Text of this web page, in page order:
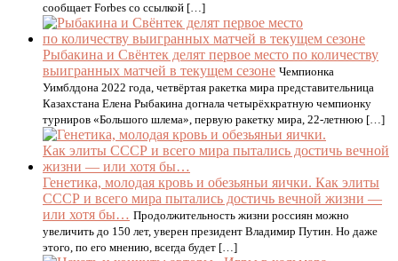
сообщает Forbes со ссылкой […]
Рыбакина и Свёнтек делят первое место по количеству
выигранных матчей в текущем сезоне Чемпионка
Уимблдона 2022 года, четвёртая ракетка мира представительница
Казахстана Елена Рыбакина догнала четырёхкратную чемпионку
турниров «Большого шлема», первую ракетку мира, 22-летнюю […]
Генетика, молодая кровь и обезьяньи яички. Как элиты
СССР и всего мира пытались достичь вечной жизни —
или хотя бы… Продолжительность жизни россиян можно
увеличить до 150 лет, уверен президент Владимир Путин. Но даже
этого, по его мнению, всегда будет […]